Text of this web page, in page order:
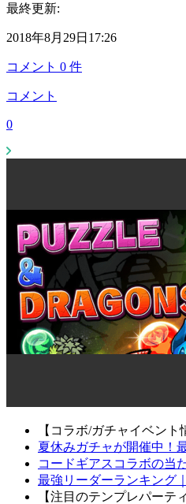
最終更新:
2018年8月29日17:26
コメント 0 件
コメント
0
【コラボ/ガチャイベント
夏休みガチャが開催中！
コードギアスコラボの当
最強リーダーランキング
【注目のテンプレパーティ